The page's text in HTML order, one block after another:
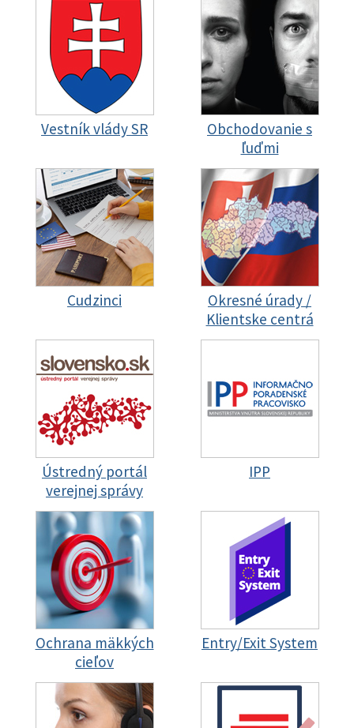
Vestník vlády SR
Obchodovanie s
ľuďmi
Cudzinci
Okresné úrady /
Klientske centrá
Ústredný portál
verejnej správy
IPP
Ochrana mäkkých
cieľov
Entry/Exit System